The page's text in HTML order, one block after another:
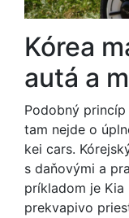
Kórea
autá a
Podobný
tam nejde o
kei cars.
s daňovými a
príkladom je Kia
prekvapivo